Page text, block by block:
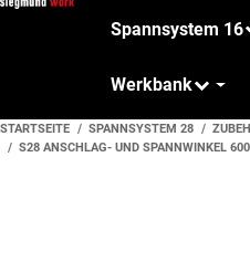
Spannsystem 16
Werkbank
STARTSEITE SPANNSYSTEM 28
S28 ANSCHLAG- UND SPANNWINKEL